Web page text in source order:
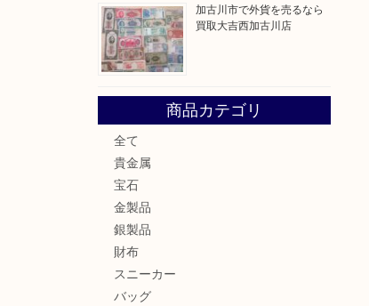
加古川市で外貨を売るなら
買取大吉西加古川店
商品カテゴリ
全て
貴金属
宝石
金製品
銀製品
財布
スニーカー
バッグ